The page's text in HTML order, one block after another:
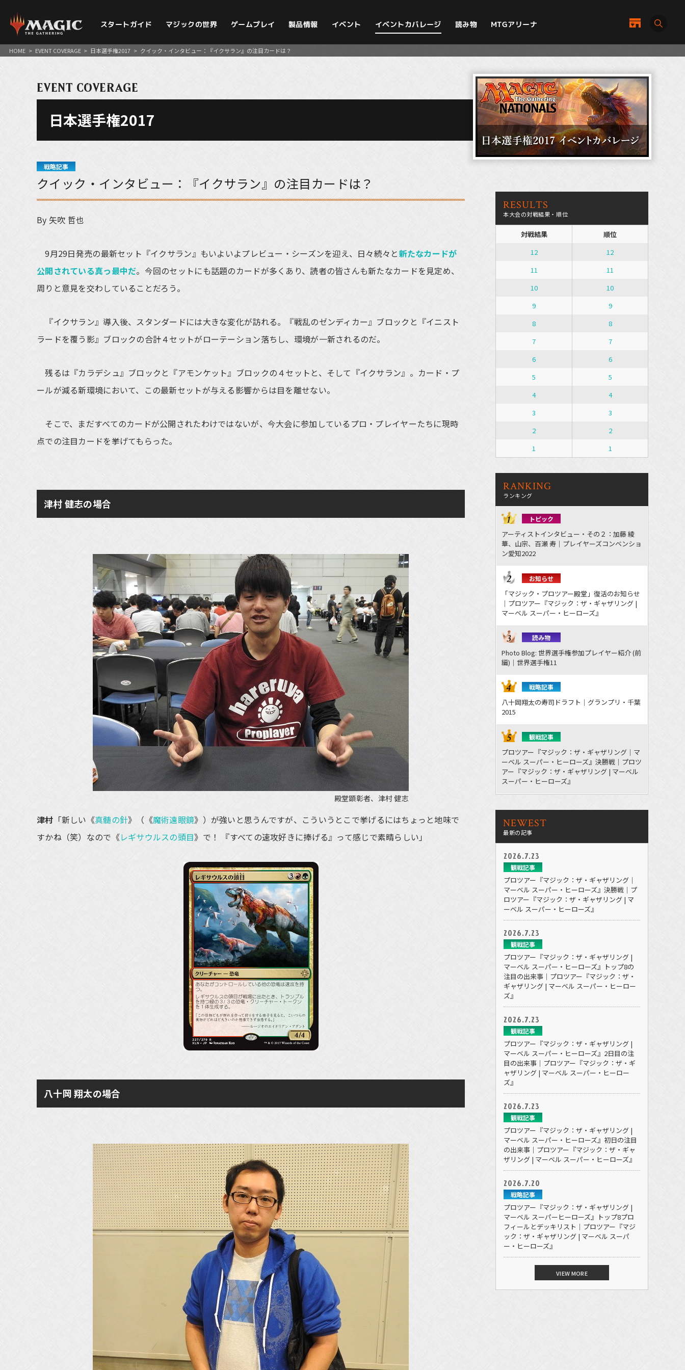
スタートガイド マジックの世界 ゲームプレイ 製品情報 イベント イベントカバレージ 読み物 MTGアリーナ
HOME > EVENT COVERAGE > 日本選手権2017 > クイック・インタビュー：『イクサラン』の注目カードは？
EVENT COVERAGE
日本選手権2017
戦略記事
クイック・インタビュー：『イクサラン』の注目カードは？
By 矢吹 哲也
9月29日発売の最新セット『イクサラン』もいよいよプレビュー・シーズンを迎え、日々続々と新たなカードが
公開されている真っ最中だ。今回のセットにも話題のカードが多くあり、読者の皆さんも新たなカードを見定め、
周りと意見を交わしていることだろう。
『イクサラン』導入後、スタンダードには大きな変化が訪れる。『戦乱のゼンディカー』ブロックと『イニスト
ラードを覆う影』ブロックの合計４セットがローテーション落ちし、環境が一新されるのだ。
残るは『カラデシュ』ブロックと『アモンケット』ブロックの４セットと、そして『イクサラン』。カード・プ
ールが減る新環境において、この最新セットが与える影響からは目を離せない。
そこで、まだすべてのカードが公開されたわけではないが、今大会に参加しているプロ・プレイヤーたちに現時
点での注目カードを挙げてもらった。
津村 健志の場合
殿堂顕彰者、津村 健志
津村 「新しい《真髄の針》（《魔術遠眼鏡》）が強いと思うんですが、こういうとこで挙げるにはちょっと地味で
すかね（笑）なので《レギサウルスの頭目》で！ 『すべての速攻好きに捧げる』って感じで素晴らしい」
八十岡 翔太の場合
RESULTS
本大会の対戦結果・順位
対戦結果
順位
12
12
11
11
10
10
9
9
8
8
7
7
6
6
5
5
4
4
3
3
2
2
1
1
RANKING
ランキング
トピック
アーティストインタビュー・その２：加藤 綾
華、山宗、百瀬 寿｜プレイヤーズコンベンショ
ン愛知2022
お知らせ
「マジック・プロツアー殿堂」復活のお知らせ
｜プロツアー『マジック：ザ・ギャザリング |
マーベル スーパー・ヒーローズ』
読み物
Photo Blog: 世界選手権参加プレイヤー紹介 (前
編)｜世界選手権11
戦略記事
八十岡翔太の寿司ドラフト｜グランプリ・千葉
2015
観戦記事
プロツアー『マジック：ザ・ギャザリング｜マ
ーベル スーパー・ヒーローズ』決勝戦｜プロツ
アー『マジック：ザ・ギャザリング | マーベル
スーパー・ヒーローズ』
NEWEST
最新の記事
2026.7.23
観戦記事
プロツアー『マジック：ザ・ギャザリング｜
マーベル スーパー・ヒーローズ』決勝戦｜プ
ロツアー『マジック：ザ・ギャザリング | マ
ーベル スーパー・ヒーローズ』
2026.7.23
観戦記事
プロツアー『マジック：ザ・ギャザリング |
マーベル スーパー・ヒーローズ』トップ8の
注目の出来事｜プロツアー『マジック：ザ・
ギャザリング | マーベル スーパー・ヒーロー
ズ』
2026.7.23
観戦記事
プロツアー『マジック：ザ・ギャザリング |
マーベル スーパー・ヒーローズ』2日目の注
目の出来事｜プロツアー『マジック：ザ・ギ
ャザリング | マーベル スーパー・ヒーロー
ズ』
2026.7.23
観戦記事
プロツアー『マジック：ザ・ギャザリング |
マーベル スーパー・ヒーローズ』初日の注目
の出来事｜プロツアー『マジック：ザ・ギャ
ザリング | マーベル スーパー・ヒーローズ』
2026.7.20
戦略記事
プロツアー『マジック：ザ・ギャザリング |
マーベル スーパーヒーローズ』トップ8プロ
フィールとデッキリスト｜プロツアー『マジ
ック：ザ・ギャザリング | マーベル スーパ
ー・ヒーローズ』
VIEW MORE